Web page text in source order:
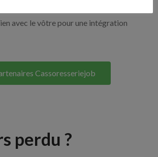
avec le vôtre pour une intégration
Cassoresseriejob
perdu ?